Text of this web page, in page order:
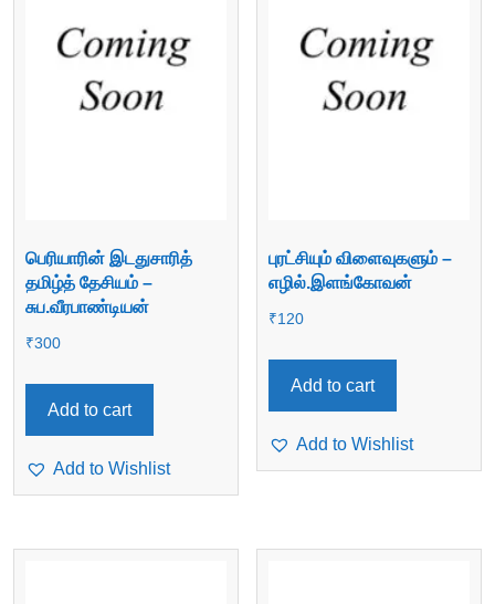
பெரியாரின் இடதுசாரித்
தமிழ்த் தேசியம் –
சுப.வீரபாண்டியன்
₹300
Add to cart
Add to Wishlist
புரட்சியும் விளைவுகளும் –
எழில்.இளங்கோவன்
₹120
Add to cart
Add to Wishlist